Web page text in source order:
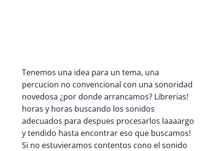
Tenemos una idea para un tema, una
percucion no convencional con una sonoridad
novedosa ¿por donde arrancamos? Librerias!
horas y horas buscando los sonidos
adecuados para despues procesarlos laaaargo
y tendido hasta encontrar eso que buscamos!
Si no estuvieramos contentos cono el sonido